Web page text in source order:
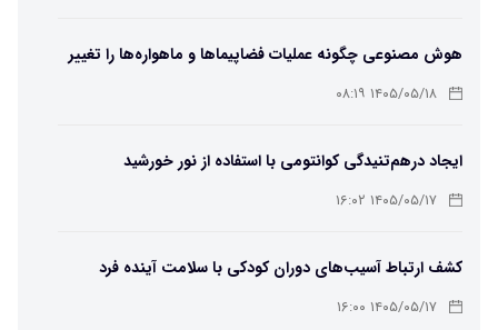
هوش مصنوعی چگونه عملیات فضاپیماها و ماهواره‌ها را تغییر
می‌دهد؟
۱۴۰۵/۰۵/۱۸ ۰۸:۱۹
ایجاد درهم‌تنیدگی کوانتومی با استفاده از نور خورشید
۱۴۰۵/۰۵/۱۷ ۱۶:۰۲
کشف ارتباط آسیب‌های دوران کودکی با سلامت آینده فرد
۱۴۰۵/۰۵/۱۷ ۱۶:۰۰